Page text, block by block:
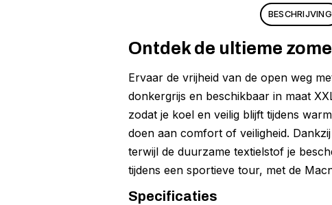
BESCHRIJVING
Ontdek de ultieme
Ervaar de vrijheid van de open weg
donkergrijs en beschikbaar in maat
zodat je koel en veilig blijft tijdens
doen aan comfort of veiligheid.
terwijl de duurzame textielstof je
tijdens een sportieve tour, met de
Specificaties